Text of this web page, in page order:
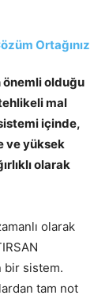
önemli olduğu
mal
içinde,
ve yüksek
olarak
olarak
bir sistem.
tam not